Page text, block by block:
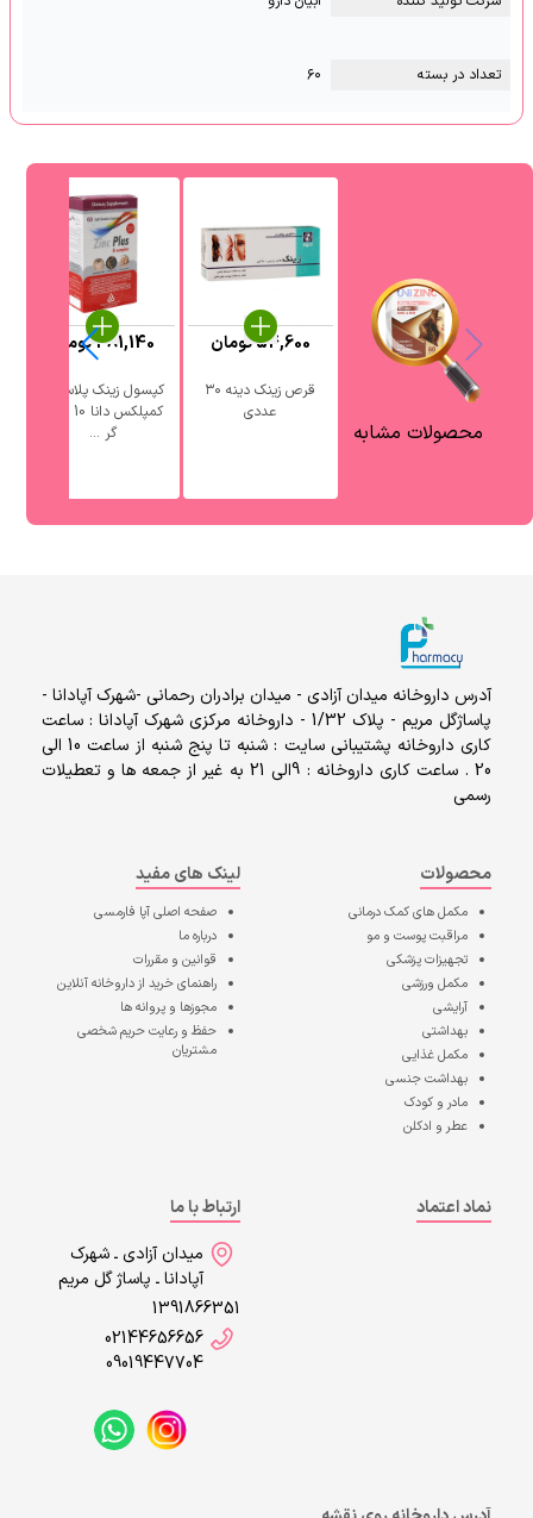
تعداد در بسته ۶۰
محصولات مشابه
قرص زینک دینه ۳۰
عددی
54,600تومان
کپسول زینک پلاس ب
گر ...
481,140تومان
آدرس داروخانه میدان آزادی - میدان برادران رحمانی -شهرک آپادانا -
پاساژگل مریم - پلاک 1/32 - داروخانه مرکزی شهرک آپادانا : ساعت
کاری داروخانه پشتیبانی سایت : شنبه تا پنج شنبه از ساعت 10 الی
20 . ساعت کاری داروخانه : 9الی 21 به غیر از جمعه ها و تعطیلات
رسمی
محصولات
مکمل های کمک درمانی
مراقبت پوست و مو
تجهیزات پزشکی
مکمل ورزشی
آرایشی
بهداشتی
مکمل غذایی
بهداشت جنسی
مادر و کودک
عطر و ادکلن
لینک های مفید
صفحه اصلیآپا فارمسی
درباره ما
قوانین و مقررات
راهنمای خرید از داروخانه آنلاین
مجوزها و پروانه ها
حفظ و رعایت حریم شخصی
مشتریان
نماد اعتماد
ارتباط با ما
میدان آزادی ـ شهرک
آپادانا ـ پاساژ گل مریم
1391866351
02144656656
09019447704